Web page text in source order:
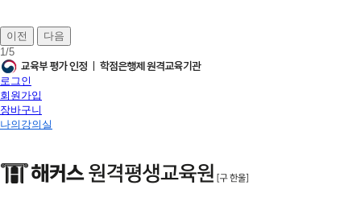
이전
다음
1/5
로그인
회원가입
장바구니
나의강의실